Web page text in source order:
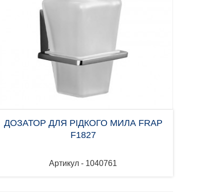
ДОЗАТОР ДЛЯ РІДКОГО МИЛА FRAP
F1827
Артикул - 1040761